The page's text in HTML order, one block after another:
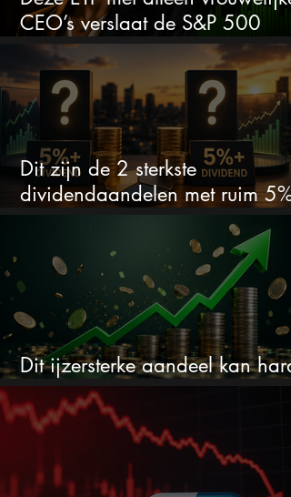
CEO’s verslaat de S&P 500
keihard
Dit zijn de 2 sterkste
dividendaandelen met ruim 5%
Dit ijzersterke aandeel kan hard
stijgen maar bijna niemand kijkt